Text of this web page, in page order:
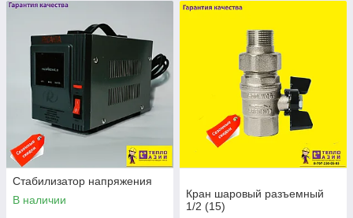
Стабилизатор напряжения
В наличии
Кран шаровый разъемный
1/2 (15)